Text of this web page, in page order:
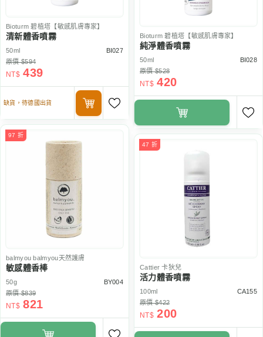
Bioturm 碧植塔【敏感肌膚專家】
清新體香噴霧
50ml
BI027
原價 $594
NT$ 439
缺貨，待德國出貨
Bioturm 碧植塔【敏感肌膚專家】
純淨體香噴霧
50ml
BI028
原價 $528
NT$ 420
97 折
balmyou balmyou天然護膚
敏感體香棒
50g
BY004
原價 $839
NT$ 821
47 折
Cattier 卡狄兒
活力體香噴霧
100ml
CA155
原價 $422
NT$ 200